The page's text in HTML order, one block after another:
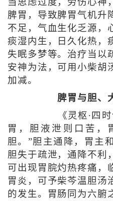
当思虑过度，劳伤心神
脾胃，导致脾胃气机升
不足，气血生化乏源，
痰湿内生，日久化热，
失眠多梦等。治疗当以
安神为法，可用小柴胡
加减。
脾胃与胆、
《灵枢·四时
胃，胆液泄则口苦，
胆。”胆主通降，胃主
胆失于疏泄，通降不利
可出现胃脘灼热疼痛，
胃炎，可予柴芩温胆汤
的发生。胃肠同为六腑